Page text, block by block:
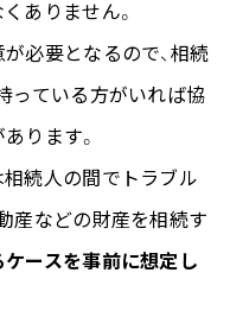
ありません。
必要となるので、相続
っている方がいれば協
ります。
続人の間でトラブル
産などの財産を相続す
ケースを事前に想定し